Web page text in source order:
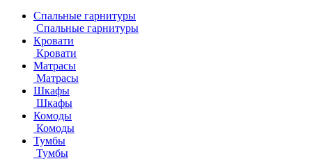
Спальные гарнитуры
Спальные гарнитуры
Кровати
Кровати
Матрасы
Матрасы
Шкафы
Шкафы
Комоды
Комоды
Тумбы
Тумбы